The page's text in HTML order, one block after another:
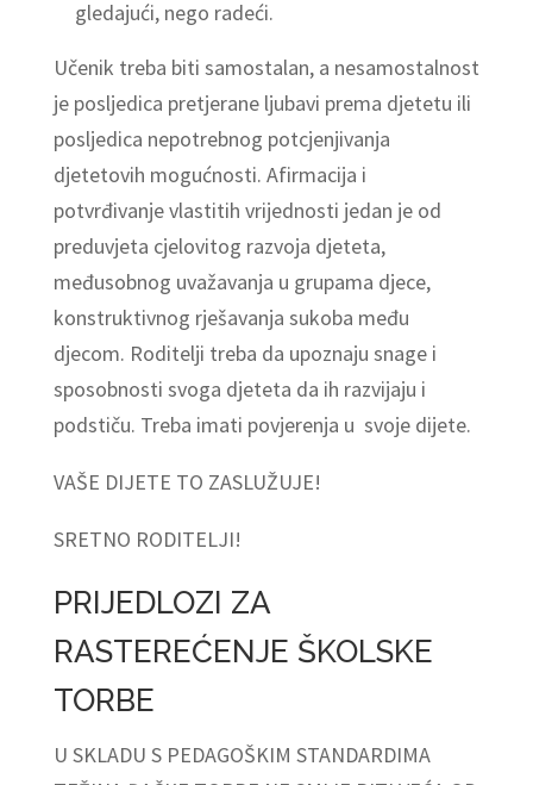
gledajući, nego radeći.
Učenik treba biti samostalan, a nesamostalnost
je posljedica pretjerane ljubavi prema djetetu ili
posljedica nepotrebnog potcjenjivanja
djetetovih mogućnosti. Afirmacija i
potvrđivanje vlastitih vrijednosti jedan je od
preduvjeta cjelovitog razvoja djeteta,
međusobnog uvažavanja u grupama djece,
konstruktivnog rješavanja sukoba među
djecom. Roditelji treba da upoznaju snage i
sposobnosti svoga djeteta da ih razvijaju i
podstiču. Treba imati povjerenja u svoje dijete.
VAŠE DIJETE TO ZASLUŽUJE!
SRETNO RODITELJI!
PRIJEDLOZI ZA
RASTEREĆENJE ŠKOLSKE
TORBE
U SKLADU S PEDAGOŠKIM STANDARDIMA